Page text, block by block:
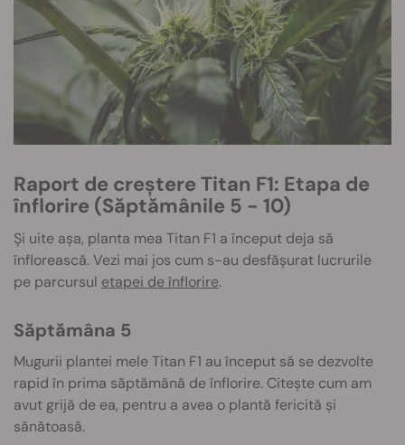
Raport de creștere Titan F1: Etapa de
înflorire (Săptămânile 5 - 10)
Și uite așa, planta mea Titan F1 a început deja să
înflorească. Vezi mai jos cum s-au desfășurat lucrurile
pe parcursul etapei de înflorire.
Săptămâna 5
Mugurii plantei mele Titan F1 au început să se dezvolte
rapid în prima săptămână de înflorire. Citește cum am
avut grijă de ea, pentru a avea o plantă fericită și
sănătoasă.